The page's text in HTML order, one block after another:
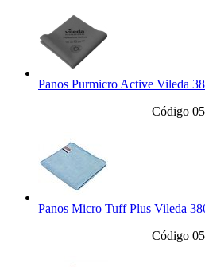
Panos Purmicro Active Vileda
Código
Panos Micro Tuff Plus Vileda
Código